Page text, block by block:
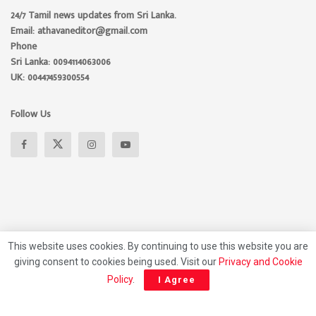
24/7 Tamil news updates from Sri Lanka.
Email: athavaneditor@gmail.com
Phone
Sri Lanka: 0094114063006
UK: 00447459300554
Follow Us
About Privacy Policy Contact Us
This website uses cookies. By continuing to use this website you are
giving consent to cookies being used. Visit our Privacy and Cookie
Policy. I Agree